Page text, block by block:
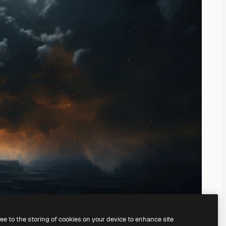
il generatore di immagini IA.
to the storing of cookies on your device to enhance site